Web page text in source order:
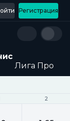
Регистрация
Лига Про
2
2